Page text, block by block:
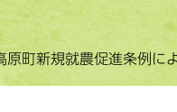
町新規就農促進条例に